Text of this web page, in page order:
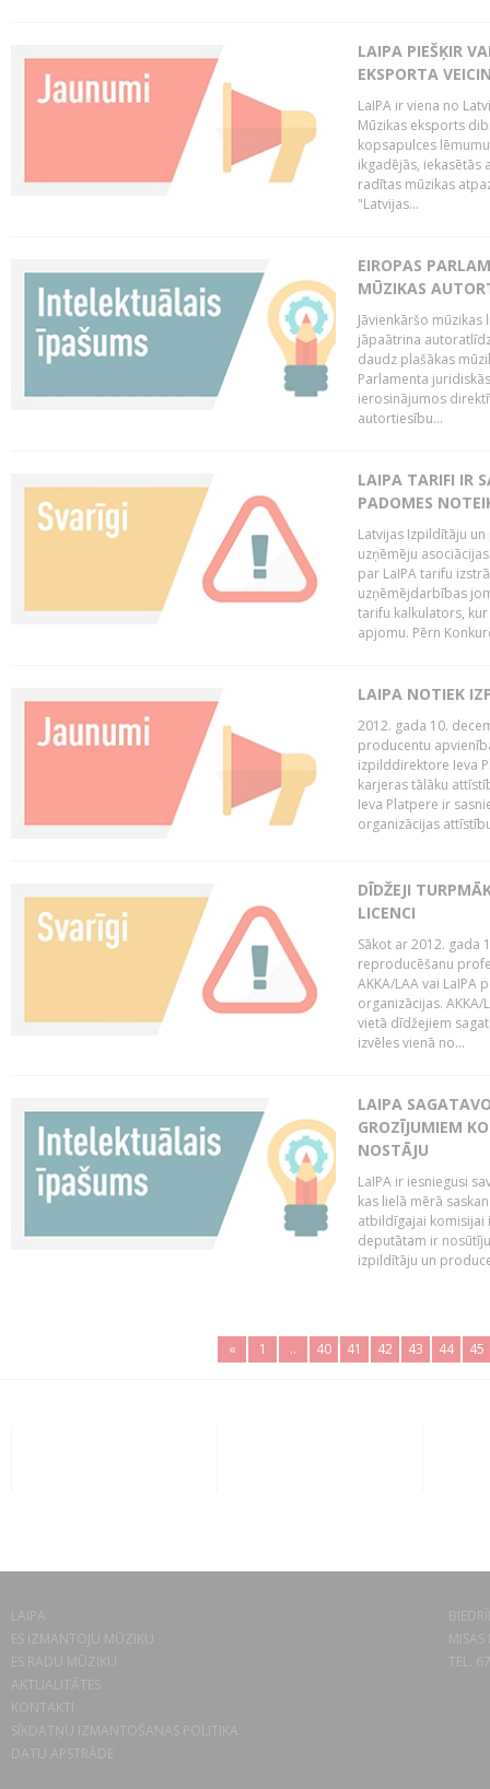
LAIPA PIEŠĶIR
EKSPORTA
LaIPA ir viena no
Mūzikas eksports
kopsapulces
ikgadējās, iekasētās
radītas mūzikas
"Latvijas...
EIROPAS
MŪZIKAS
Jāvienkāršo
jāpaātrina
daudz plašākas
Parlamenta
ierosinājumos
autortiesību...
LAIPA TARIFI IR
PADOMES
Latvijas Izpildītāju
uzņēmēju
par LaIPA tarifu
uzņēmējdarbības
tarifu kalkulators,
apjomu. Pērn
LAIPA NOTIEK
2012. gada 10.
producentu
izpilddirektore Ieva
karjeras tālāku
Ieva Platpere ir
organizācijas
DĪDŽEJI
LICENCI
Sākot ar 2012. gada
reproducēšanu
AKKA/LAA vai LaIPA
organizācijas.
vietā dīdžejiem
izvēles vienā no...
LAIPA
GROZĪJUMIEM
NOSTĀJU
LaIPA ir iesniegusi
kas lielā mērā
atbildīgajai komisijai
deputātam ir
izpildītāju un
« 1 .. 40 41 42 43 44 45
LAIPA
ES IZMANTOJU MŪZIKU
ES RADU MŪZIKU
AKTUALITĀTES
KONTAKTI
SĪKDATŅU IZMANTOŠANAS POLITIKA
DATU APSTRĀDE
TEL.